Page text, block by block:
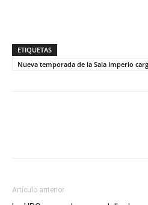
ETIQUETAS
Nueva temporada de la Sala Imperio
Artículo anterior